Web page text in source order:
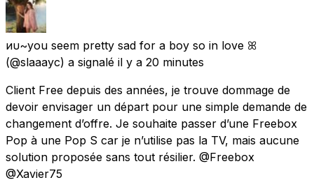
иυ~you seem pretty sad for a boy so in love ꕤ
(@slaaayc) a signalé il y a 20 minutes
Client Free depuis des années, je trouve dommage de
devoir envisager un départ pour une simple demande de
changement d’offre. Je souhaite passer d’une Freebox
Pop à une Pop S car je n’utilise pas la TV, mais aucune
solution proposée sans tout résilier. @Freebox
@Xavier75